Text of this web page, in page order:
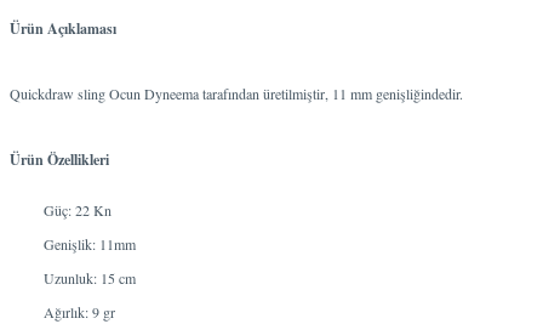
Ürün Açıklaması
Quickdraw sling Ocun Dyneema tarafından üretilmiştir, 11 mm genişliğindedir.
Ürün Özellikleri
Güç: 22 Kn
Genişlik: 11mm
Uzunluk: 15 cm
Ağırlık: 9 gr